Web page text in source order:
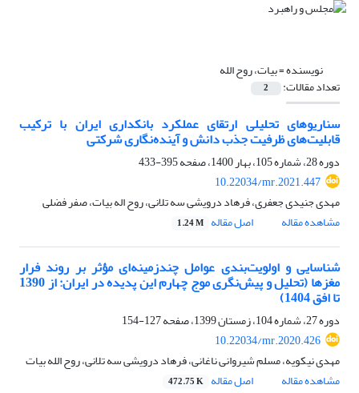
نویسنده =بیات، روح الله
تعداد مقالات: 2
سناریوهای تحلیلی ارتقای عملکرد بانکداری ایران با ترکیب
قابلیت‌های ظرفیت جذب دانش و آینده‌نگاری شرکتی
دوره 28، شماره 105، بهار 1400، صفحه
395-433
10.22034/mr.2021.447
مهدی جنیدی جعفری، فرهاد درویشی سه تلانی، روح اله بیات، صفر فضلی
مشاهده مقاله
اصل مقاله 1.24 M
شناسایی و اولویت‌بندی عوامل چندزمینه‌ای مؤثر بر روند فرار
مغزها (تحلیل و پیش‌نگری موج چهارم این پدیده در ایران: از 1390
تا افق 1404)
دوره 27، شماره 104، زمستان 1399، صفحه
127-154
10.22034/mr.2020.426
مهدی نیکویه، مسلم شیروانی ناغانی، فرهاد درویشی سه تلانی، روح الله بیات
مشاهده مقاله
اصل مقاله 472.75 K